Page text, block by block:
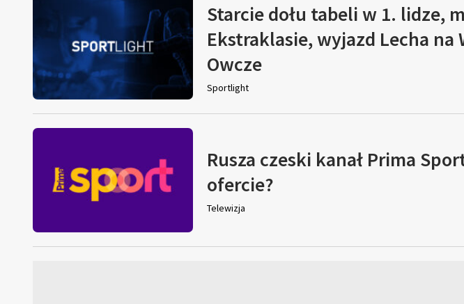
Starcie dołu tabeli w 1. lidze,
Ekstraklasie, wyjazd Lecha na
Owcze
Sportlight
Rusza czeski kanał Prima
ofercie?
Telewizja